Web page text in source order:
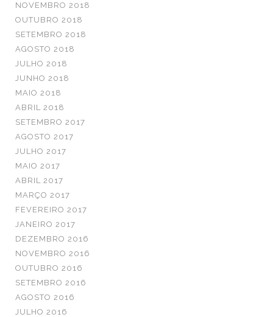
NOVEMBRO 2018
OUTUBRO 2018
SETEMBRO 2018
AGOSTO 2018
JULHO 2018
JUNHO 2018
MAIO 2018
ABRIL 2018
SETEMBRO 2017
AGOSTO 2017
JULHO 2017
MAIO 2017
ABRIL 2017
MARÇO 2017
FEVEREIRO 2017
JANEIRO 2017
DEZEMBRO 2016
NOVEMBRO 2016
OUTUBRO 2016
SETEMBRO 2016
AGOSTO 2016
JULHO 2016